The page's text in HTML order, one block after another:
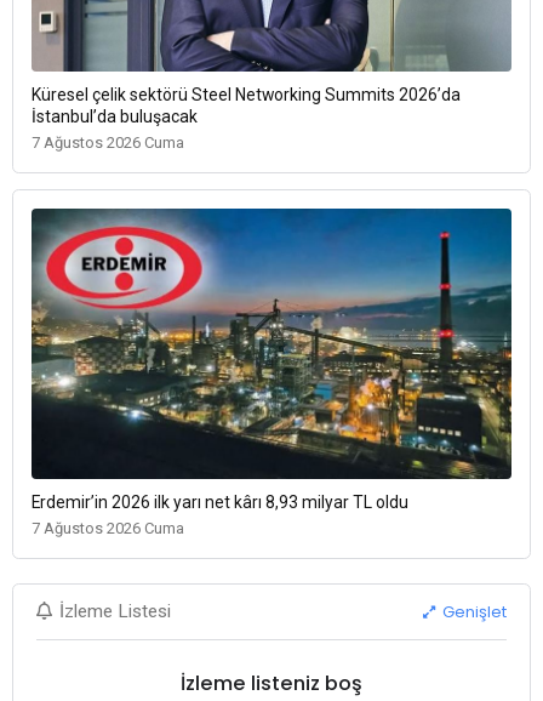
Küresel çelik sektörü Steel Networking Summits 2026’da
İstanbul’da buluşacak
7 Ağustos 2026 Cuma
Erdemir’in 2026 ilk yarı net kârı 8,93 milyar TL oldu
7 Ağustos 2026 Cuma
İzleme Listesi Genişlet
İzleme listeniz boş